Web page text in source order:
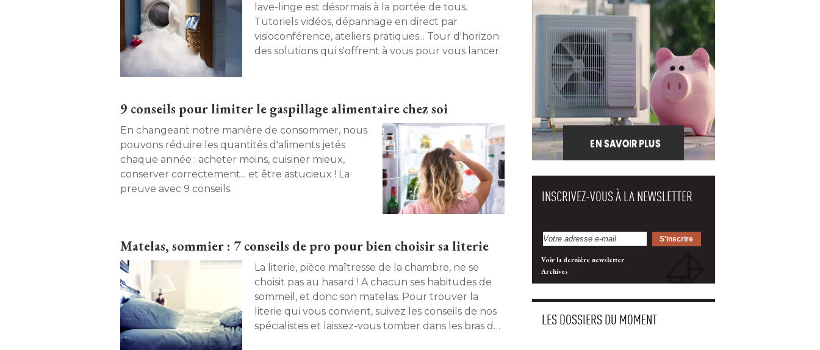
lave-linge est désormais à la portée de tous.
Tutoriels vidéos, dépannage en direct par
visioconférence, ateliers pratiques... Tour d'horizon
des solutions qui s'offrent à vous pour vous lancer.
9 conseils pour limiter le gaspillage alimentaire chez soi
En changeant notre manière de consommer, nous
pouvons réduire les quantités d'aliments jetés
chaque année : acheter moins, cuisiner mieux,
conserver correctement... et être astucieux ! La
preuve avec 9 conseils.
Matelas, sommier : 7 conseils de pro pour bien choisir sa literie
La literie, pièce maîtresse de la chambre, ne se
choisit pas au hasard ! A chacun ses habitudes de
sommeil, et donc son matelas. Pour trouver la
literie qui vous convient, suivez les conseils de nos
spécialistes et laissez-vous tomber dans les bras de
INSCRIVEZ-VOUS À LA NEWSLETTER
Voir la dernière newsletter
Archives
LES DOSSIERS DU MOMENT